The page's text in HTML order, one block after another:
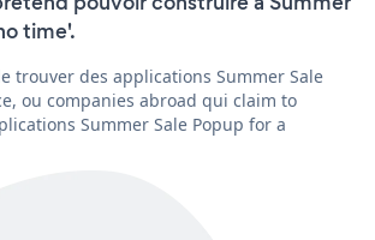
time'.
trouver des applications Summer Sale
ou companies abroad qui claim to
Summer Sale Popup for a